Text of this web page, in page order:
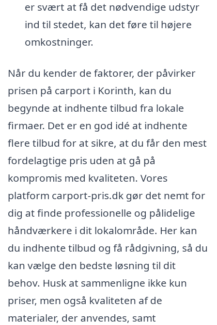
er svært at få det nødvendige udstyr
ind til stedet, kan det føre til højere
omkostninger.
Når du kender de faktorer, der påvirker
prisen på carport i Korinth, kan du
begynde at indhente tilbud fra lokale
firmaer. Det er en god idé at indhente
flere tilbud for at sikre, at du får den mest
fordelagtige pris uden at gå på
kompromis med kvaliteten. Vores
platform carport-pris.dk gør det nemt for
dig at finde professionelle og pålidelige
håndværkere i dit lokalområde. Her kan
du indhente tilbud og få rådgivning, så du
kan vælge den bedste løsning til dit
behov. Husk at sammenligne ikke kun
priser, men også kvaliteten af de
materialer, der anvendes, samt